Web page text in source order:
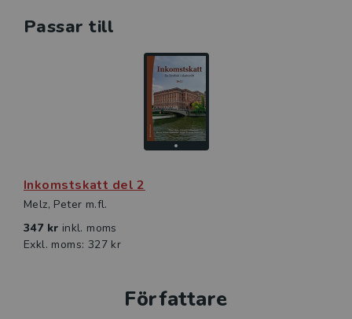
Passar till
Inkomstskatt del 2
Melz, Peter m.fl.
347 kr inkl. moms
Exkl. moms: 327 kr
Författare